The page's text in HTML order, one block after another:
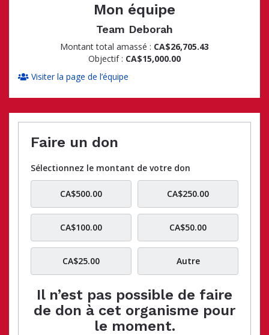
Mon équipe
Team Deborah
Montant total amassé : CA$26,705.43
Objectif : CA$15,000.00
Visiter la page de l’équipe
Faire un don
Sélectionnez le montant de votre don
CA$500.00 CA$250.00
CA$100.00 CA$50.00
CA$25.00 Autre
Il n’est pas possible de faire
de don à cet organisme pour
le moment.